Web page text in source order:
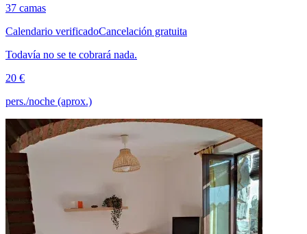
37 camas
Calendario verificadoCancelación gratuita
Todavía no se te cobrará nada.
20 €
pers./noche (aprox.)